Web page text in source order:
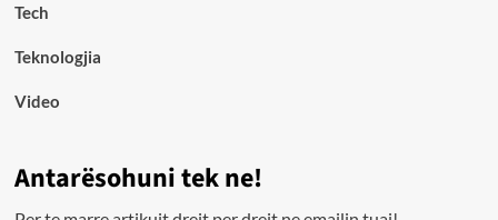
Tech
Teknologjia
Video
Antarësohuni tek ne!